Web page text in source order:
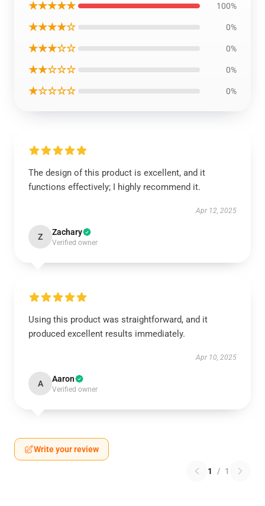
★★★★★ 100%
★★★★☆ 0%
★★★☆☆ 0%
★★☆☆☆ 0%
★☆☆☆☆ 0%
The design of this product is excellent, and it
functions effectively; I highly recommend it.
Apr 12, 2025
Z Zachary
Verified owner
Using this product was straightforward, and it
produced excellent results immediately.
Apr 10, 2025
A Aaron
Verified owner
Write your review
1 / 1